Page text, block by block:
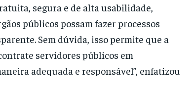
segura e de alta usabilidade,
públicos possam fazer processos
Sem dúvida, isso permite que a
servidores públicos em
adequada e responsável”, enfatizou